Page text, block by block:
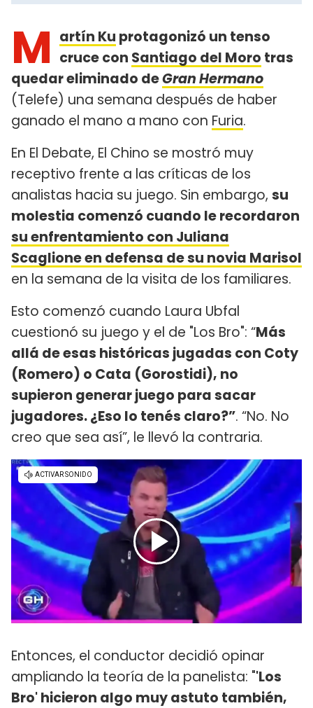
M artín Ku protagonizó un tenso
cruce con Santiago del Moro tras
quedar eliminado deGran Hermano
(Telefe) una semana después de haber
ganado el mano a mano con Furia.
En El Debate, El Chino se mostró muy
receptivo frente a las críticas de los
analistas hacia su juego. Sin embargo, su
molestia comenzó cuando le recordaron
su enfrentamiento con Juliana
Scaglione en defensa de su novia Marisol
en la semana de la visita de los familiares.
Esto comenzó cuando Laura Ubfal
cuestionó su juego y el de "Los Bro": “Más
allá de esas históricas jugadas con Coty
(Romero) o Cata (Gorostidi), no
supieron generar juego para sacar
jugadores. ¿Eso lo tenés claro?”. “No. No
creo que sea así”, le llevó la contraria.
Entonces, el conductor decidió opinar
ampliando la teoría de la panelista: "'Los
Bro' hicieron algo muy astuto también,